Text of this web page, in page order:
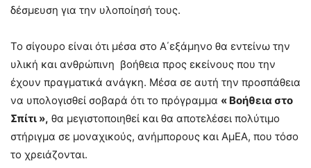
δέσμευση για την υλοποίησή τους.
Το σίγουρο είναι ότι μέσα στο Α΄εξάμηνο θα εντείνω την
υλική και ανθρώπινη βοήθεια προς εκείνους που την
έχουν πραγματικά ανάγκη. Μέσα σε αυτή την προσπάθεια
να υπολογισθεί σοβαρά ότι το πρόγραμμα « Βοήθεια στο
Σπίτι », θα μεγιστοποιηθεί και θα αποτελέσει πολύτιμο
στήριγμα σε μοναχικούς, ανήμπορους και ΑμΕΑ, που τόσο
το χρειάζονται.